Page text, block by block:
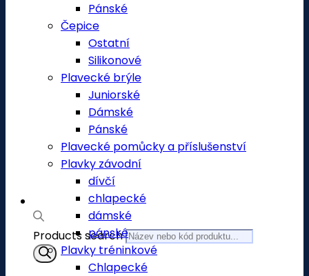
Products search
Pánské
Čepice
Ostatní
Silikonové
Plavecké brýle
Juniorské
Dámské
Pánské
Plavecké pomůcky a příslušenství
Plavky závodní
dívčí
chlapecké
dámské
pánské
Plavky tréninkové
Chlapecké